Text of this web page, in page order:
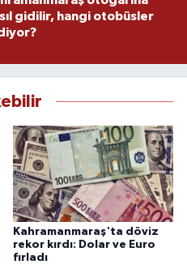
gidilir, hangi otobüsler
Kahramanmaraş'ta döviz
rekor kırdı: Dolar ve Euro
fırladı